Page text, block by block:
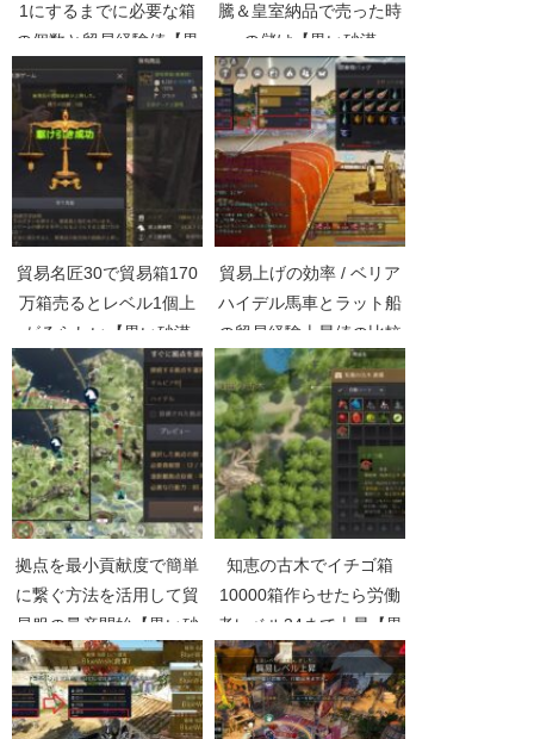
1にするまでに必要な箱
の個数と貿易経験値【黒
い砂漠Part4737】
騰＆皇室納品で売った時
の儲け【黒い砂漠
Part1132】
貿易名匠30で貿易箱170
万箱売るとレベル1個上
がるらしい【黒い砂漠
Part4359】
貿易上げの効率 / ベリア
ハイデル馬車とラット船
の貿易経験上昇値の比較
【黒い砂漠Part2157】
拠点を最小貢献度で簡単
に繋ぐ方法を活用して貿
易服の量産開始【黒い砂
漠Part3561】
知恵の古木でイチゴ箱
10000箱作らせたら労働
者レベル34まで上昇【黒
い砂漠Part4376】